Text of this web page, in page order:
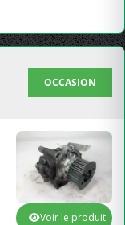
OCCASION
Voir le produit